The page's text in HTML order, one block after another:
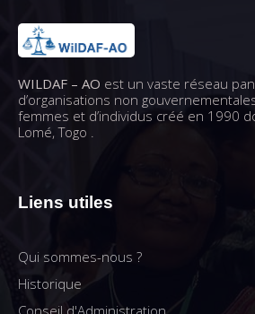
WILDAF – AO est un vaste réseau
d’organisations non
femmes et d’individus créé en 1990
Lomé, Togo .
Liens utiles
Qui sommes-nous ?
Historique